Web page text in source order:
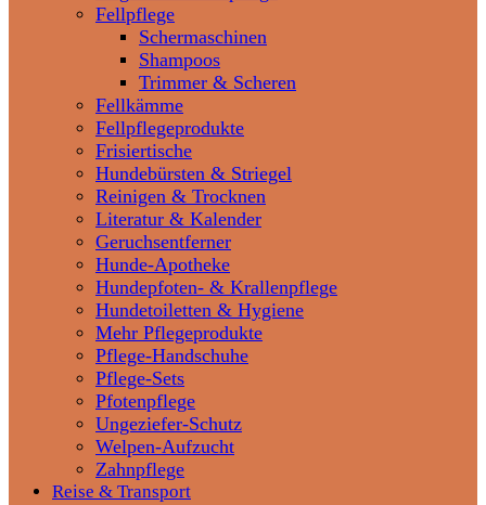
Fellpflege
Schermaschinen
Shampoos
Trimmer & Scheren
Fellkämme
Fellpflegeprodukte
Frisiertische
Hundebürsten & Striegel
Reinigen & Trocknen
Literatur & Kalender
Geruchsentferner
Hunde-Apotheke
Hundepfoten- & Krallenpflege
Hundetoiletten & Hygiene
Mehr Pflegeprodukte
Pflege-Handschuhe
Pflege-Sets
Pfotenpflege
Ungeziefer-Schutz
Welpen-Aufzucht
Zahnpflege
Reise & Transport